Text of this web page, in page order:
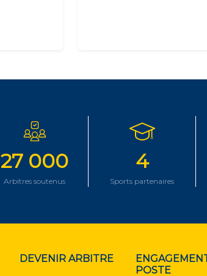
27 000
Arbitres soutenus
4
Sports partenaires
DEVENIR ARBITRE
POSTE